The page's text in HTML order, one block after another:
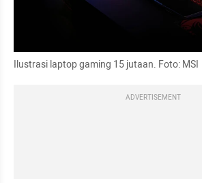
Ilustrasi laptop gaming 15 jutaan. Foto: MSI
ADVERTISEMENT